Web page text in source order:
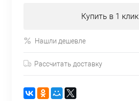
Купить в 1 клик
Нашли дешевле
Рассчитать доставку